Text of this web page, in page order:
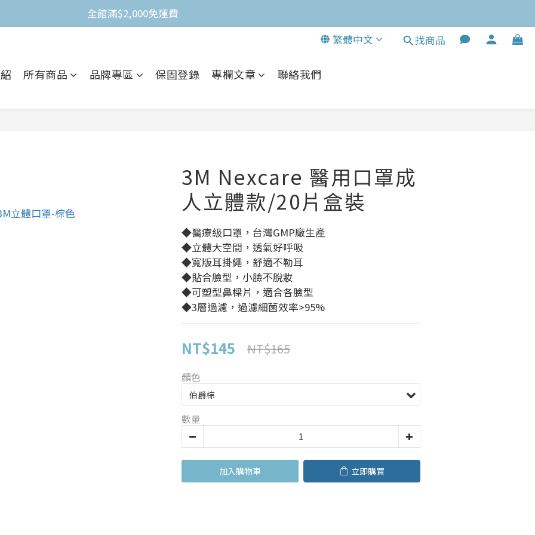
全館滿$2,000免運費
不限金額買就送3M Nexcare人工皮防水透氣繃(體驗包)
繁體中文 找商品
所有商品 品牌專區 保固登錄 專欄文章 聯絡我們
3M Nexcare 醫用口罩成
人立體款/20片盒裝
◆醫療級口罩，台灣GMP廠生產
◆立體大空間，透氣好呼吸
◆寬版耳掛繩，舒適不勒耳
◆貼合臉型，小臉不脫妝
◆可塑型鼻樑片，適合各臉型
◆3層過濾，過濾細菌效率>95%
NT$145 NT$165
顏色
數量
加入購物車 立即購買